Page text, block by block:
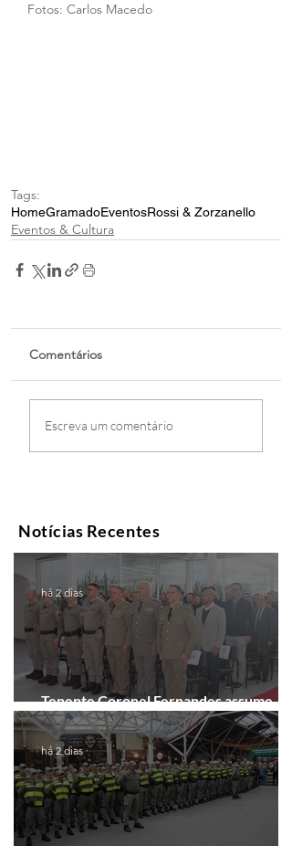
Fotos: Carlos Macedo
Tags:
HomeGramadoEventosRossi & Zorzanello
Eventos & Cultura
Comentários
Escreva um comentário
Notícias Recentes
Tenente Coronel Fernandes assume
comando do 41º BPM em Gramado
há 2 dias
há 2 dias